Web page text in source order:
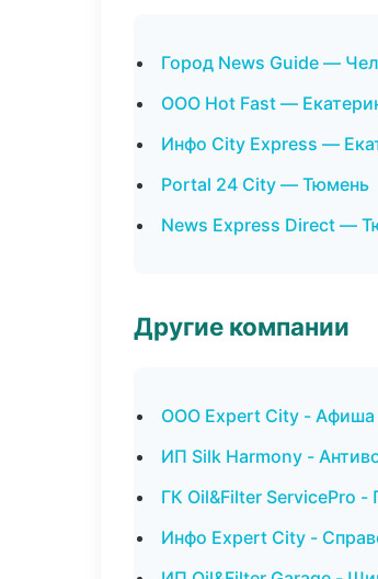
Город News Guide —
ООО Hot Fast —
Инфо City Express —
Portal 24 City — Тюмень
News Express Direct —
Другие компании
ООО Expert City - Афиша
ИП Silk Harmony -
ГК Oil&Filter ServicePro
Инфо Expert City -